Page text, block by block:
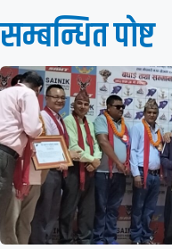
सम्बन्धित पाेष्ट